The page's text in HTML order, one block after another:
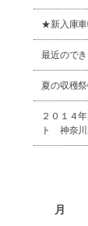
★新入庫
最近のでき
夏の収穫
２０１４
ト 神奈川
月